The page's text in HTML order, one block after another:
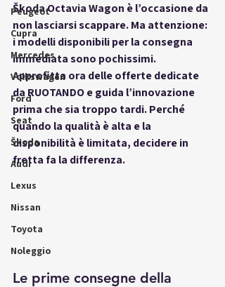
Peugeot
Cupra
Mercedes
Volkswagen
Ford
Seat
Škoda
Audi
Lexus
Nissan
Toyota
Noleggio
Škoda Octavia Wagon è l’occasione da
non lasciarsi scappare. Ma attenzione:
i modelli disponibili per la consegna
immediata sono pochissimi.
Approfitta ora delle offerte dedicate
da RUOTANDO e guida l’innovazione
prima che sia troppo tardi. Perché
quando la qualità è alta e la
disponibilità è limitata, decidere in
fretta fa la differenza.
Le prime consegne della